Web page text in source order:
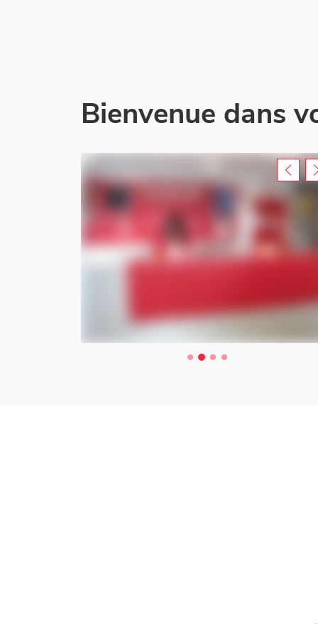
Bienvenue dans